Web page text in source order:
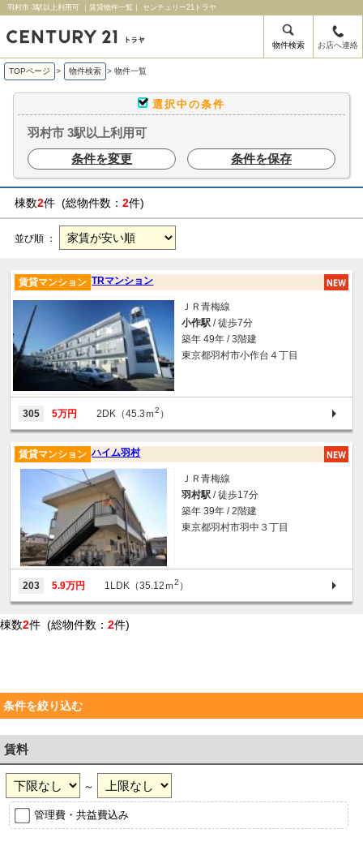
羽村市 3駅以上利用可 ｜賃貸物件一覧｜ センチュリー21トラヤ
物件検索 お店へ連絡
TOPページ > 物件検索 > 物件一覧
選択中の条件
羽村市 3駅以上利用可
条件を変更
条件を保存
棟数2件 (総物件数： 2件)
並び順 ：
TRマンション
賃貸マンション
ＪＲ青梅線
小作駅 / 徒歩7分
築年 49年 / 3階建
東京都羽村市小作台４丁目
305 5万円 2DK（45.3ｍ2 ）
ハイム羽村
賃貸マンション
ＪＲ青梅線
羽村駅 / 徒歩17分
築年 39年 / 2階建
東京都羽村市羽中３丁目
203 5.9万円 1LDK（35.12ｍ2 ）
棟数2件 (総物件数： 2件)
条件を絞り込む
賃料
～
管理費・共益費込み